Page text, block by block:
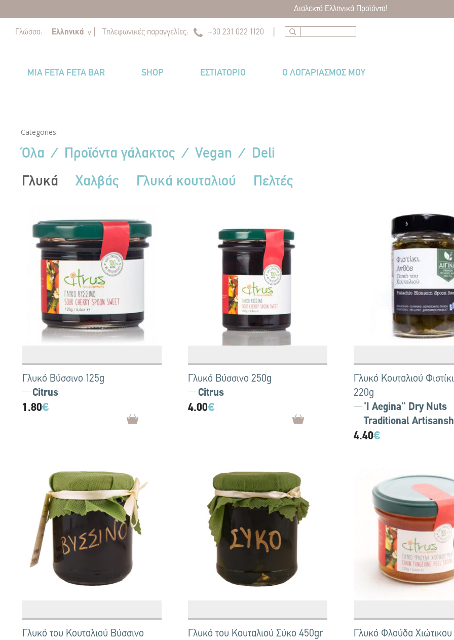
Διαλεκτά Ελληνικά Προϊόντα!
Γλώσσα: Ελληνικά v || Τηλεφωνικές παραγγελίες: +30 231 022 1120 |
MIA FETA FETA BAR SHOP ΕΣΤΙΑΤΌΡΙΟ Ο ΛΟΓΑΡΙΑΣΜΟΣ ΜΟΥ
Categories:
Όλα ⁄ Προϊόντα γάλακτος ⁄ Vegan ⁄
Deli
Γλυκά
Χαλβάς Γλυκά κουταλιού Πελτές
Γλυκό Βύσσινο 125g
Citrus
1.80€
Γλυκό Βύσσινο 250g
Citrus
4.00€
Γλυκό Κουταλιού
220g
'I Aegina'' Dry Nuts
Traditional
4.40€
Γλυκό του Κουταλιού Βύσσινο
Γλυκό του Κουταλιού Σύκο 450gr
Γλυκό Φλούδα Χιώτικου